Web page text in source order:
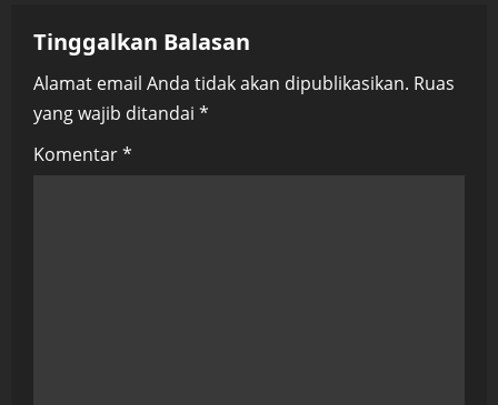
i
g
a
t
Tinggalkan Balasan
Alamat email Anda tidak akan dipublikasikan. Ruas
yang wajib ditandai *
Komentar*